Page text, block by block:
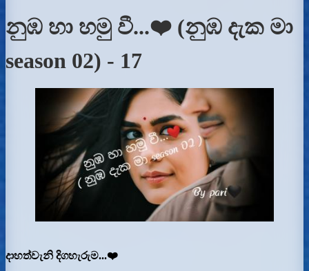
නුඹ හා හමු වී...❤️ (නුඹ දැක මා
season 02) - 17
දාහත්වැනි දිගහැරුම...❤️